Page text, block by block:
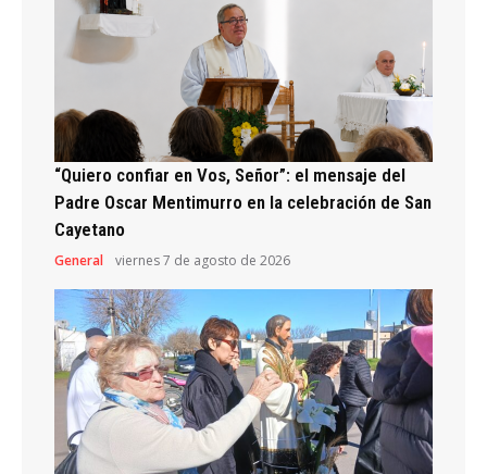
“Quiero confiar en Vos, Señor”: el mensaje del
Padre Oscar Mentimurro en la celebración de San
Cayetano
General viernes 7 de agosto de 2026